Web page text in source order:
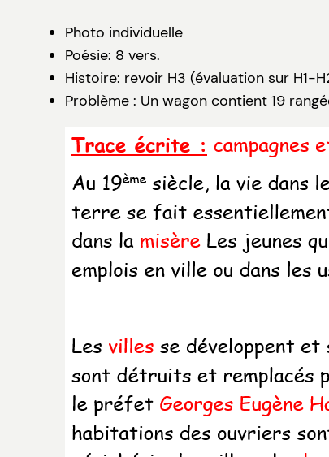
Photo individuelle
Poésie: 8 vers.
Histoire: revoir H3 (évaluation sur H1-
Problème : Un wagon contient 19